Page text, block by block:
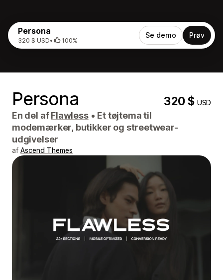
Persona
320 $ USD• 100%
Se demo Prøv
Persona 320 $USD
En del afFlawless • Et tøjtema til
modemærker, butikker og streetwear-
udgivelser
af Ascend Themes